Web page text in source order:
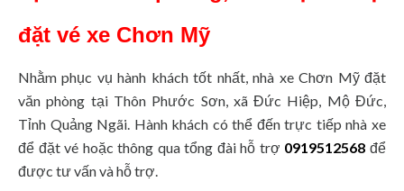
đặt vé xe Chơn Mỹ
Nhằm phục vụ hành khách tốt nhất, nhà xe Chơn Mỹ đặt
văn phòng tại Thôn Phước Sơn, xã Đức Hiệp, Mộ Đức,
Tỉnh Quảng Ngãi. Hành khách có thể đến trực tiếp nhà xe
để đặt vé hoặc thông qua tổng đài hỗ trợ 0919512568 để
được tư vấn và hỗ trợ.